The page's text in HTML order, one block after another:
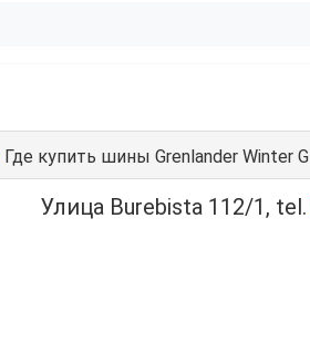
Где купить шины Grenlander Winter
Улица Burebista 112/1, tel.